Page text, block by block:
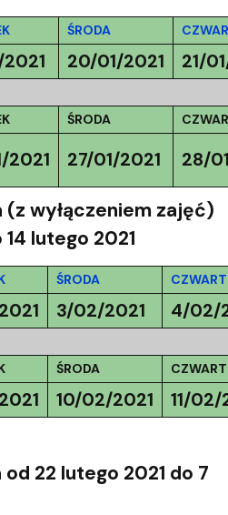
ŚRODA
20/01/2021 21/
ŚRODA
2021 27/01/2021 28/
wyłączeniem zajęć)
lutego 2021
ŚRODA
3/02/2021 4/02/
ŚRODA
10/02/2021 11/02/
22 lutego 2021 do 7